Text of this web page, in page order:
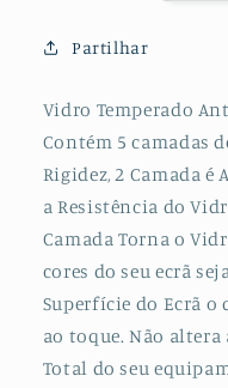
Oppo
Partilhar
Vidro Temperado
Contém 5 camadas
Rigidez, 2 Camada é
a Resistência do
Camada Torna o
cores do seu ecrã
Superfície do Ecrã
ao toque. Não altera
Total do seu